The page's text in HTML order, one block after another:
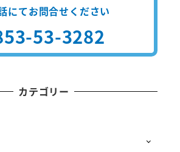
にてお問合せください
53-3282
カテゴリー